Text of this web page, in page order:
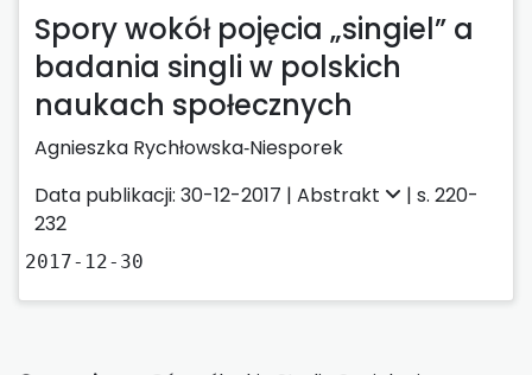
Spory wokół pojęcia „singiel” a
badania singli w polskich
naukach społecznych
Agnieszka Rychłowska‑Niesporek
Data publikacji: 30-12-2017 | Abstrakt
| s. 220-
232
2017-12-30